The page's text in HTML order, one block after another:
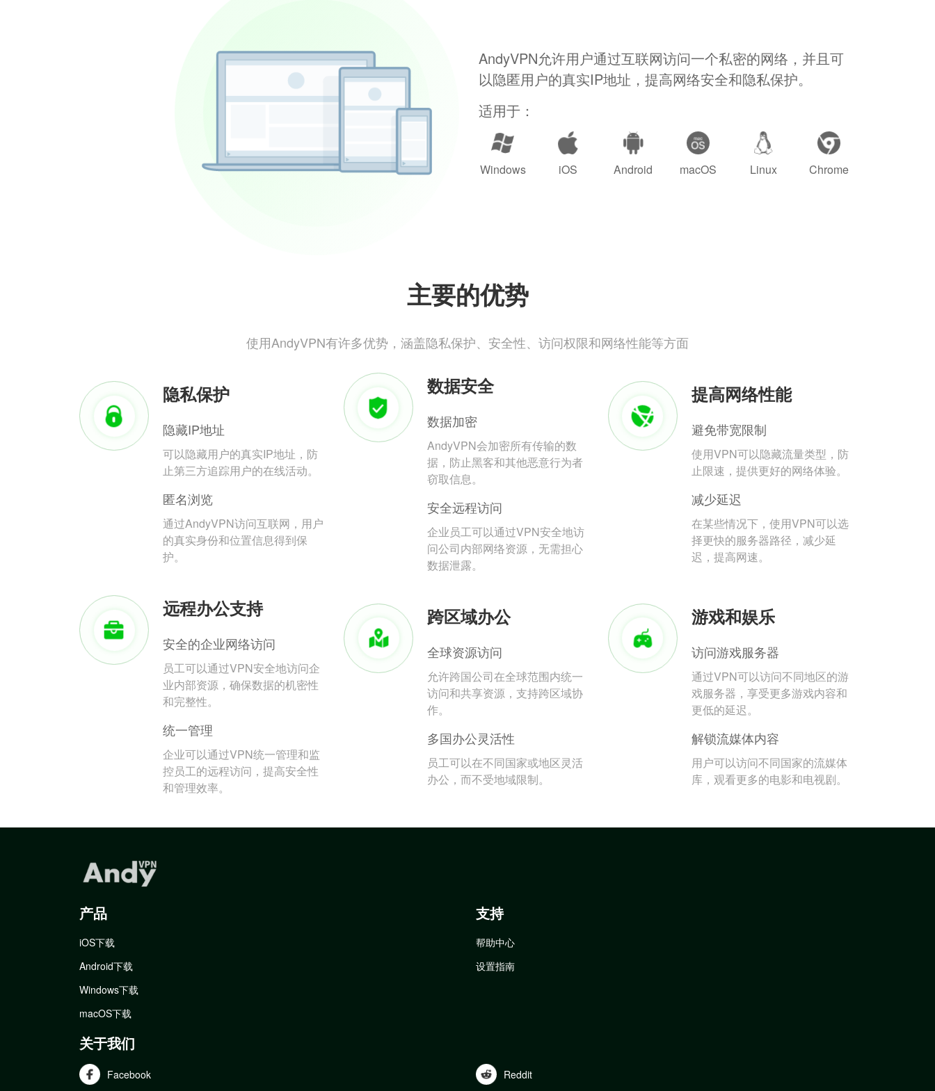
AndyVPN允许用户通过互联网访问一个私密的网络，并且可
以隐匿用户的真实IP地址，提高网络安全和隐私保护。
适用于：
Windows iOS Android macOS Linux Chrome
主要的优势
使用AndyVPN有许多优势，涵盖隐私保护、安全性、访问权限和网络性能等方面
隐私保护
隐藏IP地址
可以隐藏用户的真实IP地址，防
止第三方追踪用户的在线活动。
匿名浏览
通过AndyVPN访问互联网，用户
的真实身份和位置信息得到保
护。
数据安全
数据加密
AndyVPN会加密所有传输的数
据，防止黑客和其他恶意行为者
窃取信息。
安全远程访问
企业员工可以通过VPN安全地访
问公司内部网络资源，无需担心
数据泄露。
提高网络性能
避免带宽限制
使用VPN可以隐藏流量类型，防
止限速，提供更好的网络体验。
减少延迟
在某些情况下，使用VPN可以选
择更快的服务器路径，减少延
迟，提高网速。
远程办公支持
安全的企业网络访问
员工可以通过VPN安全地访问企
业内部资源，确保数据的机密性
和完整性。
统一管理
企业可以通过VPN统一管理和监
控员工的远程访问，提高安全性
和管理效率。
跨区域办公
全球资源访问
允许跨国公司在全球范围内统一
访问和共享资源，支持跨区域协
作。
多国办公灵活性
员工可以在不同国家或地区灵活
办公，而不受地域限制。
游戏和娱乐
访问游戏服务器
通过VPN可以访问不同地区的游
戏服务器，享受更多游戏内容和
更低的延迟。
解锁流媒体内容
用户可以访问不同国家的流媒体
库，观看更多的电影和电视剧。
产品
iOS下载
Android下载
Windows下载
macOS下载
支持
帮助中心
设置指南
关于我们
Facebook Reddit